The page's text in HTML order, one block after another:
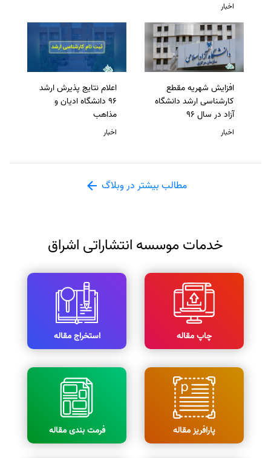
اخبار
افزایش شهریه مقطع
کارشناسی ارشد دانشگاه
آزاد در سال 96
اخبار
اعلام نتایج پذیرش ارشد
96 دانشگاه ادیان و
مذاهب
اخبار
مطالب بیشتر در وبلاگ
خدمات موسسه انتشاراتی اشراق
چاپ مقاله استخراج مقاله
پارافریز مقاله فرمت بندی مقاله